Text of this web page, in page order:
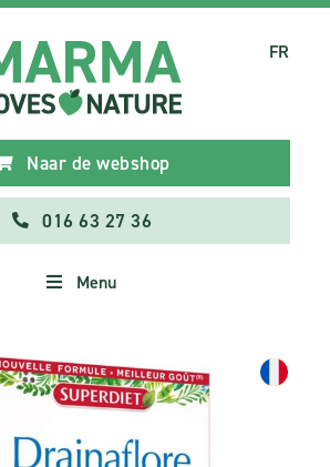
Naar de webshop
016 63 27 36
Menu
FR